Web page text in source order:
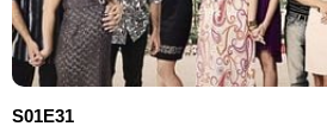
S01E31